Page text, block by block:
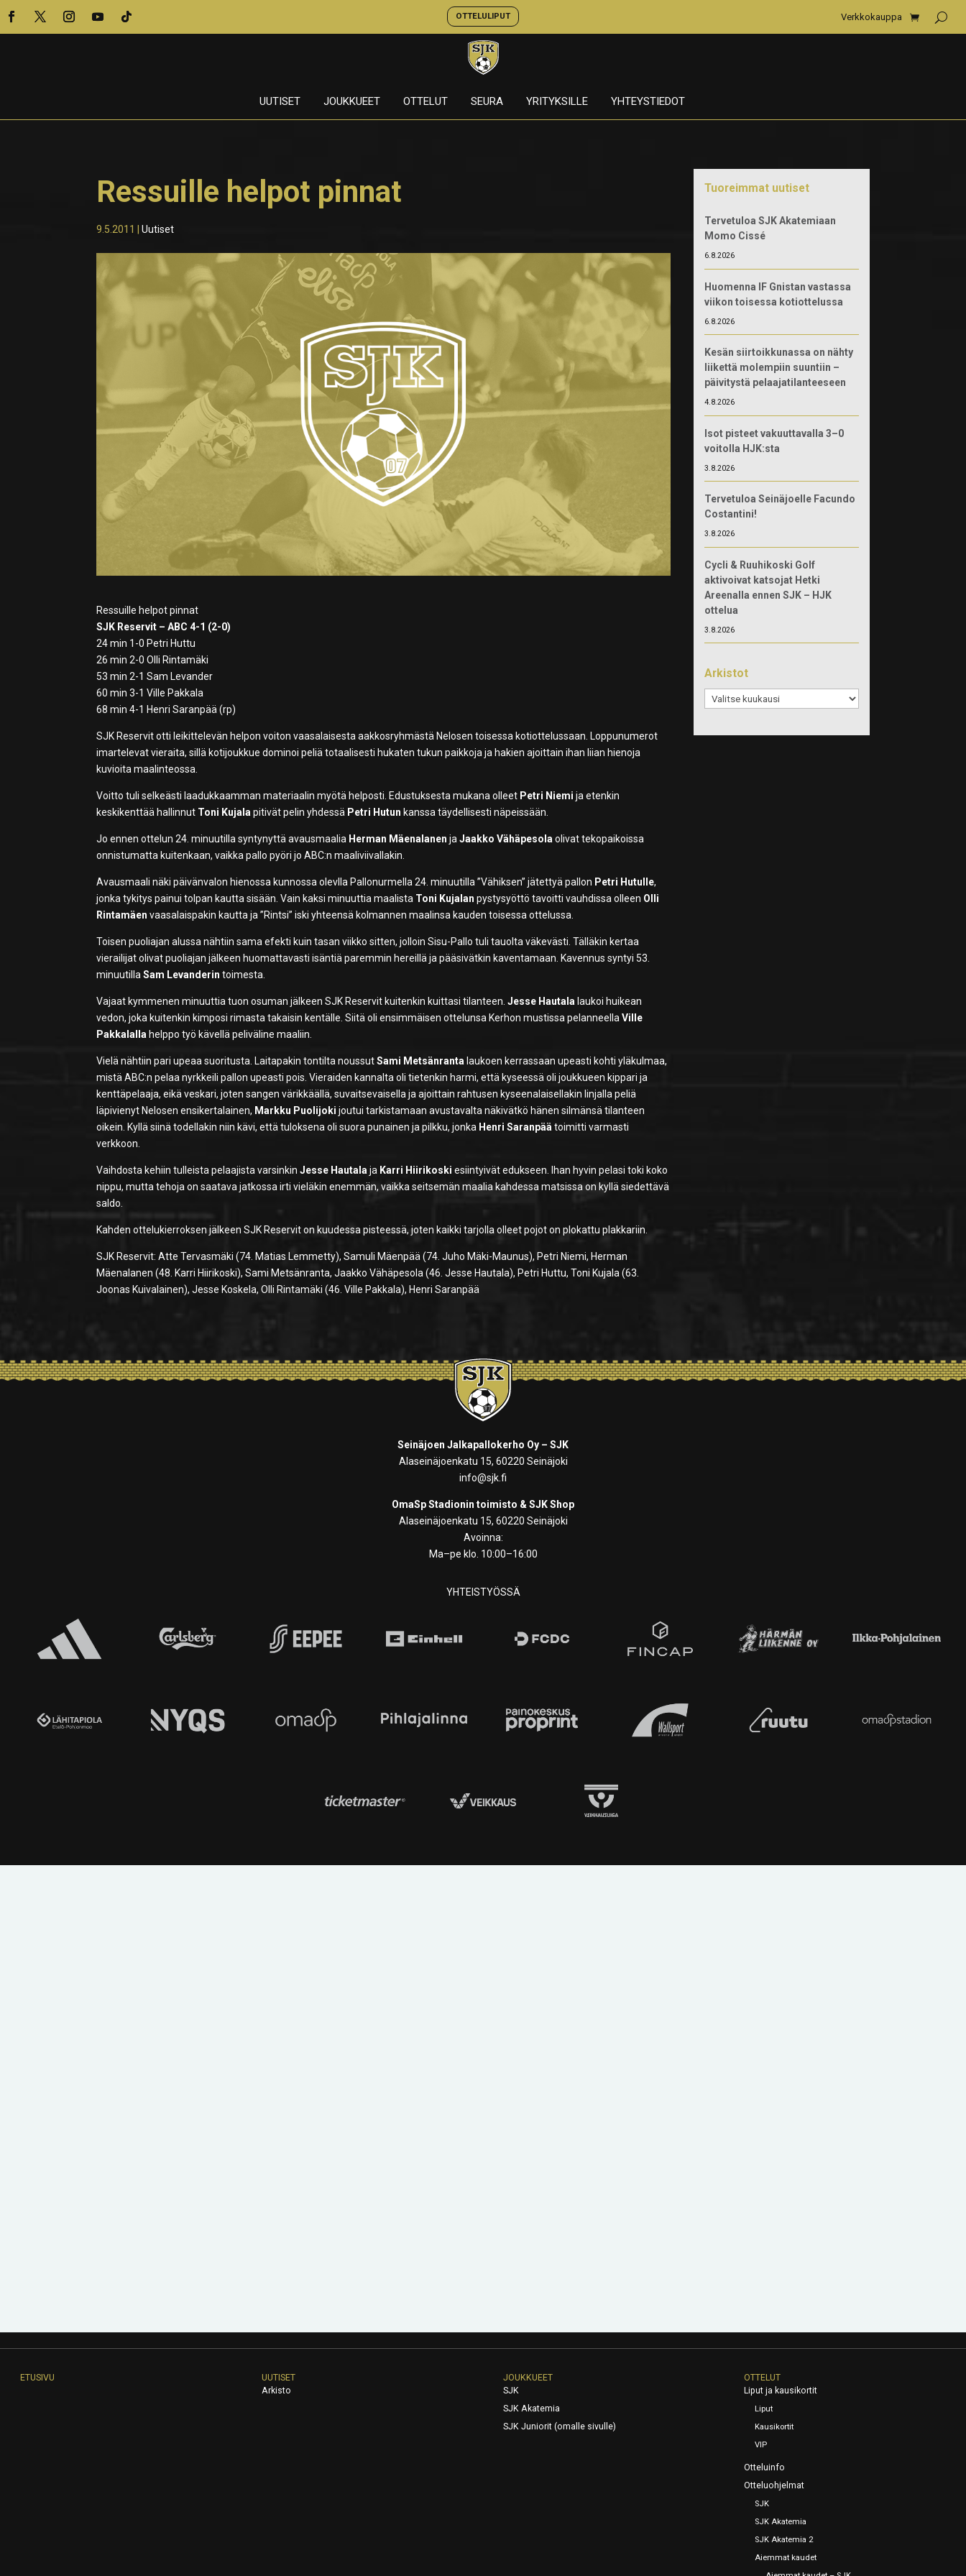
OTTELULIPUT Verkkokauppa
UUTISET JOUKKUEET OTTELUT SEURA YRITYKSILLE YHTEYSTIEDOT
Ressuille helpot pinnat
9.5.2011 |Uutiset
Ressuille helpot pinnat
SJK Reservit – ABC 4-1 (2-0)
24 min 1-0 Petri Huttu
26 min 2-0 Olli Rintamäki
53 min 2-1 Sam Levander
60 min 3-1 Ville Pakkala
68 min 4-1 Henri Saranpää (rp)
SJK Reservit otti leikittelevän helpon voiton vaasalaisesta aakkosryhmästä Nelosen toisessa kotiottelussaan. Loppunumerot
imartelevat vieraita, sillä kotijoukkue dominoi peliä totaalisesti hukaten tukun paikkoja ja hakien ajoittain ihan liian hienoja
kuvioita maalinteossa.
Voitto tuli selkeästi laadukkaamman materiaalin myötä helposti. Edustuksesta mukana olleet Petri Niemi ja etenkin
keskikenttää hallinnut Toni Kujalapitivät pelin yhdessä Petri Hutun kanssa täydellisesti näpeissään.
Jo ennen ottelun 24. minuutilla syntynyttä avausmaalia Herman MäenalanenjaJaakko Vähäpesolaolivat tekopaikoissa
onnistumatta kuitenkaan, vaikka pallo pyöri jo ABC:n maaliviivallakin.
Avausmaali näki päivänvalon hienossa kunnossa olevlla Pallonurmella 24. minuutilla ”Vähiksen” jätettyä pallon Petri Hutulle,
jonka tykitys painui tolpan kautta sisään. Vain kaksi minuuttia maalista Toni Kujalan pystysyöttö tavoitti vauhdissa olleen Olli
Rintamäen vaasalaispakin kautta ja ”Rintsi” iski yhteensä kolmannen maalinsa kauden toisessa ottelussa.
Toisen puoliajan alussa nähtiin sama efekti kuin tasan viikko sitten, jolloin Sisu-Pallo tuli tauolta väkevästi. Tälläkin kertaa
vierailijat olivat puoliajan jälkeen huomattavasti isäntiä paremmin hereillä ja pääsivätkin kaventamaan. Kavennus syntyi 53.
minuutillaSam Levanderin toimesta.
Vajaat kymmenen minuuttia tuon osuman jälkeen SJK Reservit kuitenkin kuittasi tilanteen.Jesse Hautala laukoi huikean
vedon, joka kuitenkin kimposi rimasta takaisin kentälle. Siitä oli ensimmäisen ottelunsa Kerhon mustissa pelanneellaVille
Pakkalalla helppo työ kävellä peliväline maaliin.
Vielä nähtiin pari upeaa suoritusta. Laitapakin tontilta noussutSami Metsänranta laukoen kerrassaan upeasti kohti yläkulmaa,
mistä ABC:n pelaa nyrkkeili pallon upeasti pois. Vieraiden kannalta oli tietenkin harmi, että kyseessä oli joukkueen kippari ja
kenttäpelaaja, eikä veskari, joten sangen värikkäällä, suvaitsevaisella ja ajoittain rahtusen kyseenalaisellakin linjalla peliä
läpivienyt Nelosen ensikertalainen, Markku Puolijoki joutui tarkistamaan avustavalta näkivätkö hänen silmänsä tilanteen
oikein. Kyllä siinä todellakin niin kävi, että tuloksena oli suora punainen ja pilkku, jonka Henri Saranpäätoimitti varmasti
verkkoon.
Vaihdosta kehiin tulleista pelaajista varsinkinJesse Hautalaja Karri Hiirikoski esiintyivät edukseen. Ihan hyvin pelasi toki koko
nippu, mutta tehoja on saatava jatkossa irti vieläkin enemmän, vaikka seitsemän maalia kahdessa matsissa on kyllä siedettävä
saldo.
Kahden ottelukierroksen jälkeen SJK Reservit on kuudessa pisteessä, joten kaikki tarjolla olleet pojot on plokattu plakkariin.
SJK Reservit: Atte Tervasmäki (74. Matias Lemmetty), Samuli Mäenpää (74. Juho Mäki-Maunus), Petri Niemi, Herman
Mäenalanen (48. Karri Hiirikoski), Sami Metsänranta, Jaakko Vähäpesola (46. Jesse Hautala), Petri Huttu, Toni Kujala (63.
Joonas Kuivalainen), Jesse Koskela, Olli Rintamäki (46. Ville Pakkala), Henri Saranpää
Tuoreimmat uutiset
Tervetuloa SJK Akatemiaan
Momo Cissé
6.8.2026
Huomenna IF Gnistan vastassa
viikon toisessa kotiottelussa
6.8.2026
Kesän siirtoikkunassa on nähty
liikettä molempiin suuntiin –
päivitystä pelaajatilanteeseen
4.8.2026
Isot pisteet vakuuttavalla 3–0
voitolla HJK:sta
3.8.2026
Tervetuloa Seinäjoelle Facundo
Costantini!
3.8.2026
Cycli & Ruuhikoski Golf
aktivoivat katsojat Hetki
Areenalla ennen SJK – HJK
ottelua
3.8.2026
Arkistot
Arkistot
Seinäjoen Jalkapallokerho Oy – SJK
Alaseinäjoenkatu 15, 60220 Seinäjoki
info@sjk.fi
OmaSp Stadionin toimisto & SJK Shop
Alaseinäjoenkatu 15, 60220 Seinäjoki
Avoinna:
Ma–pe klo. 10:00–16:00
YHTEISTYÖSSÄ
ETUSIVU
UUTISET
Arkisto
JOUKKUEET
SJK
SJK Akatemia
SJK Juniorit (omalle sivulle)
OTTELUT
Liput ja kausikortit
Liput
Kausikortit
VIP
Otteluinfo
Otteluohjelmat
SJK
SJK Akatemia
SJK Akatemia 2
Aiemmat kaudet